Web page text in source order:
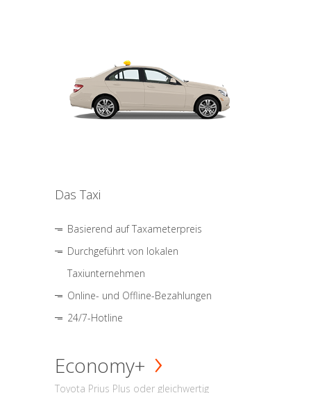
Das Taxi
Basierend auf Taxameterpreis
Durchgeführt von lokalen
Taxiunternehmen
Online- und Offline-Bezahlungen
24/7-Hotline
Economy+
Toyota Prius Plus oder gleichwertig